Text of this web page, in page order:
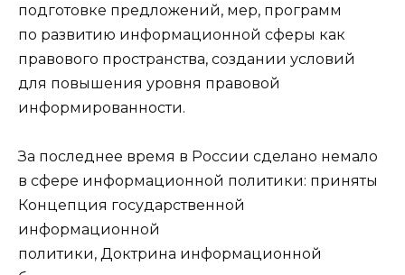
подготовке предложений, мер, программ
по развитию информационной сферы как
правового пространства, создании условий
для повышения уровня правовой
информированности.
За последнее время в России сделано немало
в сфере информационной политики: приняты
Концепция государственной
информационной
политики, Доктрина информационной